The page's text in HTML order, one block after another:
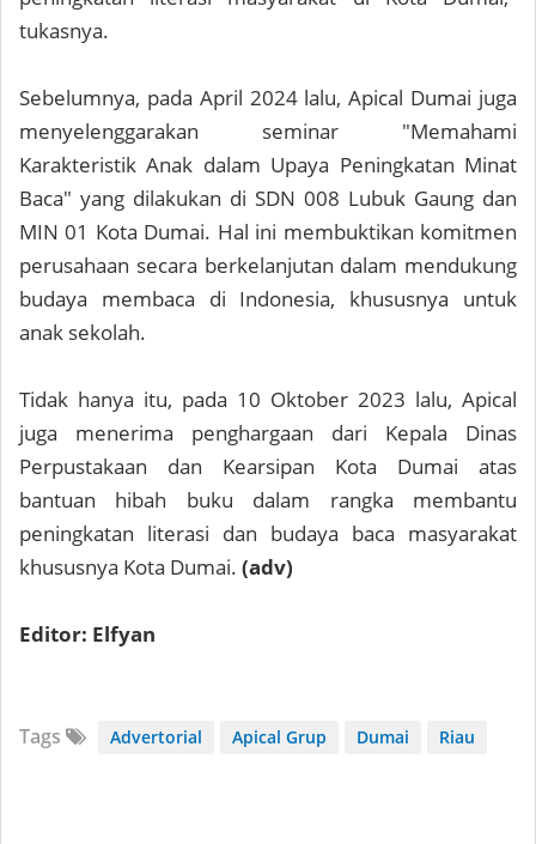
tukasnya.
Sebelumnya, pada April 2024 lalu, Apical Dumai juga
menyelenggarakan seminar "Memahami
Karakteristik Anak dalam Upaya Peningkatan Minat
Baca" yang dilakukan di SDN 008 Lubuk Gaung dan
MIN 01 Kota Dumai. Hal ini membuktikan komitmen
perusahaan secara berkelanjutan dalam mendukung
budaya membaca di Indonesia, khususnya untuk
anak sekolah.
Tidak hanya itu, pada 10 Oktober 2023 lalu, Apical
juga menerima penghargaan dari Kepala Dinas
Perpustakaan dan Kearsipan Kota Dumai atas
bantuan hibah buku dalam rangka membantu
peningkatan literasi dan budaya baca masyarakat
khususnya Kota Dumai. (adv)
Editor: Elfyan
Tags Advertorial Apical Grup Dumai Riau